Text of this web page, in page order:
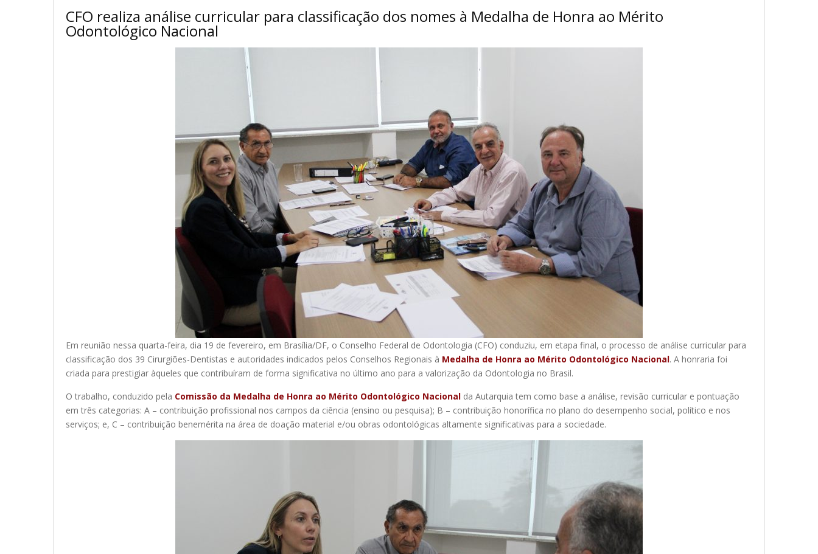
CFO realiza análise curricular para classificação dos nomes à Medalha de Honra ao Mérito
Odontológico Nacional
Em reunião nessa quarta-feira, dia 19 de fevereiro, em Brasília/DF, o Conselho Federal de Odontologia (CFO) conduziu, em etapa final, o processo de análise curricular para
classificação dos 39 Cirurgiões-Dentistas e autoridades indicados pelos Conselhos Regionais à Medalha de Honra ao Mérito Odontológico Nacional. A honraria foi
criada para prestigiar àqueles que contribuíram de forma significativa no último ano para a valorização da Odontologia no Brasil.
O trabalho, conduzido pela Comissão da Medalha de Honra ao Mérito Odontológico Nacional da Autarquia tem como base a análise, revisão curricular e pontuação
em três categorias: A – contribuição profissional nos campos da ciência (ensino ou pesquisa); B – contribuição honorífica no plano do desempenho social, político e nos
serviços; e, C – contribuição benemérita na área de doação material e/ou obras odontológicas altamente significativas para a sociedade.